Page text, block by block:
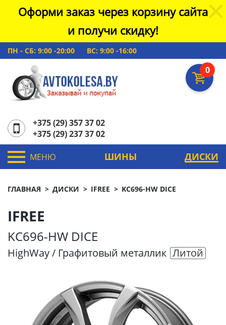
Оформи заказ через корзину сайта
и получи скидку!
ПН - СБ: 9:00 -20:00 ВС: 9:00 -16:00
0
+375 (29) 357 37 02
+375 (29) 237 37 02
МЕНЮ ШИНЫ ДИСКИ
ГЛАВНАЯ ДИСКИ IFREE KC696-HW DICE
IFREE
KC696-HW DICE
HighWay / Графитовый металлик Литой